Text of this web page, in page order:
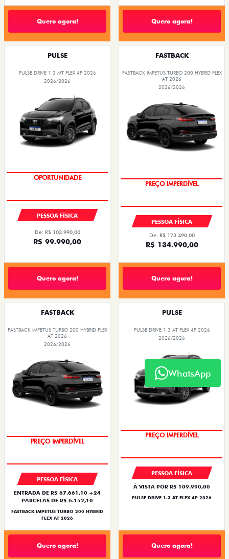
Quero agora! Quero agora!
PULSE
PULSE DRIVE 1.3 MT FLEX 4P 2026
2026/2026
TAXA 0,99%
PESSOA FÍSICA
De: R$ 103.990,00
R$ 99.990,00
Quero agora!
FASTBACK
FASTBACK IMPETUS TURBO 200 HYBRID FLEX
AT 2026
2026/2026
OPORTUNIDADE
PESSOA FÍSICA
De: R$ 173.490,00
R$ 134.990,00
Quero agora!
FASTBACK
FASTBACK IMPETUS TURBO 200 HYBRID FLEX
AT 2026
2026/2026
OPORTUNIDADE
PESSOA FÍSICA
ENTRADA DE R$ 67.661,10 +24
PARCELAS DE R$ 6.152,10
FASTBACK IMPETUS TURBO 200 HYBRID
FLEX AT 2026
Quero agora!
PULSE
PULSE DRIVE 1.3 AT FLEX 4P 2026
2026/2026
O SUV AUTOMÁTICO MAIS
PESSOA FÍSICA
À VISTA POR R$ 109.990,00
PULSE DRIVE 1.3 AT FLEX 4P 2026
Quero agora!
WhatsApp